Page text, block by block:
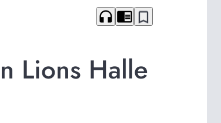
headphones chrome_reader_mode bookmark_border
Lions Halle